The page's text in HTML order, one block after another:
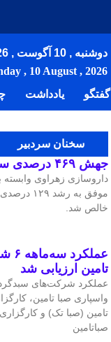
دوشنبه , 10 آگوست , 2026
, 10 August , 2026
گفتگو یادداشت
سخنان سردبیر
جهش ۴۶۹ درصدی سود خالص داروسازی زهراوی
داروسازی زهراوی
خالص شد.
تامین ارزیابی شد
عملکرد شرکت‌های
واسپاری صبا تامین،
تامین (صبا تک) و
صباتامین